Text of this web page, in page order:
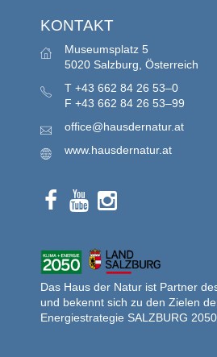
KONTAKT
Museumsplatz 5
5020 Salzburg, Österreich
T +43 662 84 26 53–0
F +43 662 84 26 53–99
office@hausdernatur.at
www.hausdernatur.at
Das Haus der Natur ist Partner
und bekennt sich zu den Zielen
Energiestrategie SALZBURG 2050